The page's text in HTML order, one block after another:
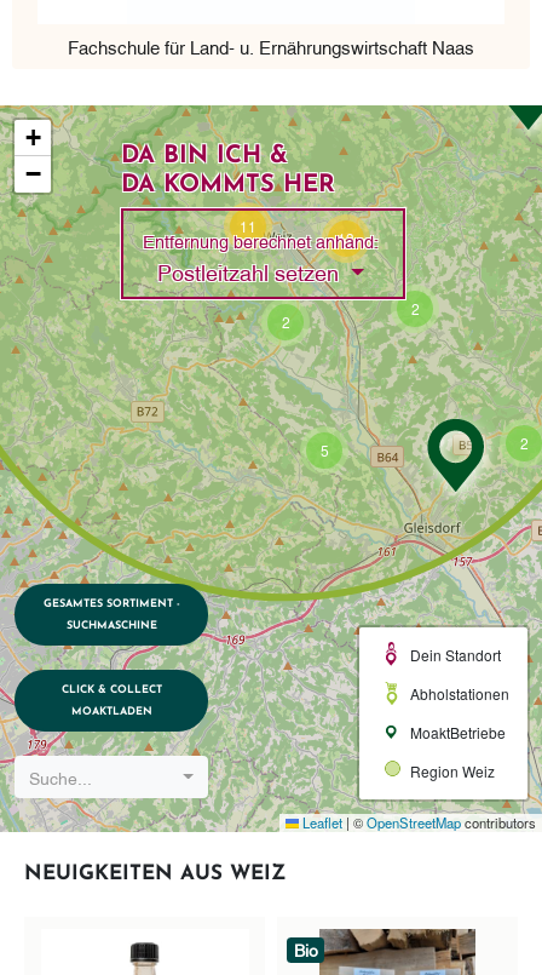
Fachschule für Land- u. Ernährungswirtschaft Naas
2
2
5
2
11
13
+
−
Dein Standort
Abholstationen
MoaktBetriebe
Region Weiz
Leaflet | ©OpenStreetMapcontributors
DA BIN ICH &
DA KOMMTS HER
Entfernung berechnet anhand:
Postleitzahl setzenToggle Dropdown
GESAMTES SORTIMENT -
SUCHMASCHINE
CLICK & COLLECT
MOAKTLADEN
Suche...
NEUIGKEITEN AUS WEIZ
Bio